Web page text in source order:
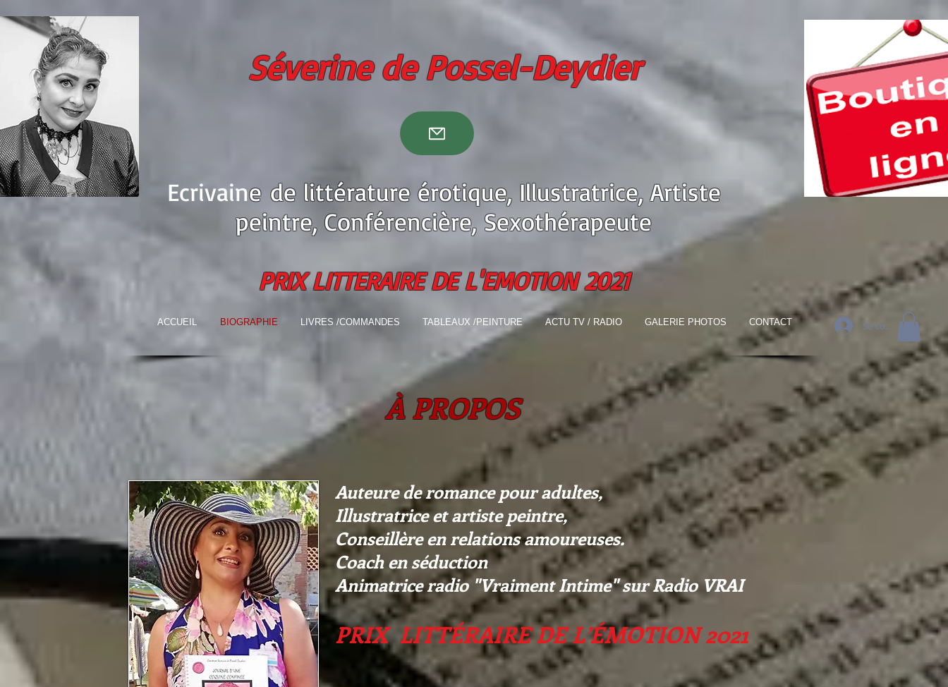
Séverinede Possel-Deydier
Ecrivainede littérature érotique, Illustratrice, Artiste
peintre, Conférencière, Sexothérapeute
PRIX LITTERAIRE DE L'EMOTION 2021
ACCUEIL BIOGRAPHIE LIVRES /COMMANDES TABLEAUX /PEINTURE ACTU TV / RADIO GALERIE PHOTOS CONTACT Se connecter
À PROPOS
Auteure de romance pour adultes,
Illustratrice et artiste peintre,
Conseillère en relations amoureuses.
Coach en séduction
Animatrice radio "Vraiment Intime" sur Radio VRAI
PRIXLITTÉRAIREDEL’ÉMOTION2021